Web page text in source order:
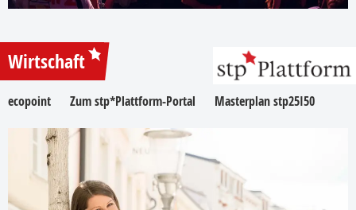
Wirtschaft
ecopoint Zum stp*Plattform-Portal Masterplan stp25I50